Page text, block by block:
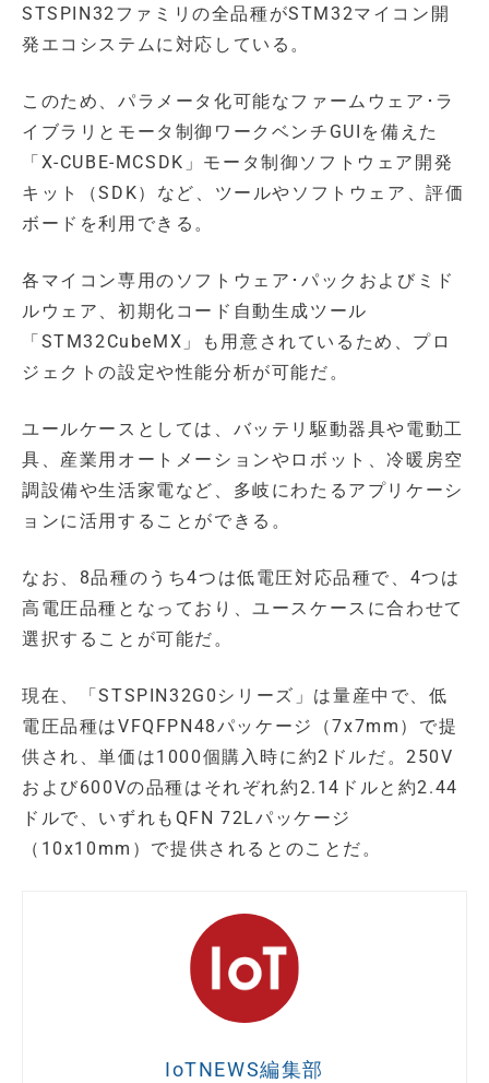
STSPIN32ファミリの全品種がSTM32マイコン開
発エコシステムに対応している。
このため、パラメータ化可能なファームウェア･ラ
イブラリとモータ制御ワークベンチGUIを備えた
「X-CUBE-MCSDK」モータ制御ソフトウェア開発
キット（SDK）など、ツールやソフトウェア、評価
ボードを利用できる。
各マイコン専用のソフトウェア･パックおよびミド
ルウェア、初期化コード自動生成ツール
「STM32CubeMX」も用意されているため、プロ
ジェクトの設定や性能分析が可能だ。
ユールケースとしては、バッテリ駆動器具や電動工
具、産業用オートメーションやロボット、冷暖房空
調設備や生活家電など、多岐にわたるアプリケーシ
ョンに活用することができる。
なお、8品種のうち4つは低電圧対応品種で、4つは
高電圧品種となっており、ユースケースに合わせて
選択することが可能だ。
現在、「STSPIN32G0シリーズ」は量産中で、低
電圧品種はVFQFPN48パッケージ（7x7mm）で提
供され、単価は1000個購入時に約2ドルだ。250V
および600Vの品種はそれぞれ約2.14ドルと約2.44
ドルで、いずれもQFN 72Lパッケージ
（10x10mm）で提供されるとのことだ。
IoTNEWS編集部